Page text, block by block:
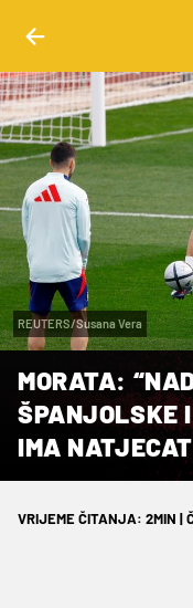
REUTERS/Susana Vera
MORATA:
ŠPANJOLSKE
IMA
VRIJEME ČITANJA: 2MIN |